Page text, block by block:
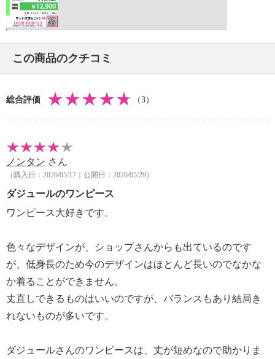
ち、色移り注意
＜ブラック＞単品洗い
【個体差あり】
【原産国（地）】
この商品のクチコミ
総合評価 （3）
ノンタン さん
（購入日：2026/05/17｜公開日：2026/05/29）
ダジュールのワンピース
ワンピース大好きです。
色々なデザインが、ショップさんからも出ているのです
が、低身長のため今のデザインはほとんど長いのでなかな
か着ることができません。
丈直しできるものはいいのですが、バランスもあり結局き
れないものが多いです。
ダジュールさんのワンピースは、丈が短めなので助かりま